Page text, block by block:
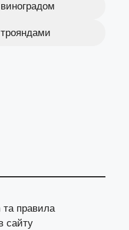
та правила
сайту